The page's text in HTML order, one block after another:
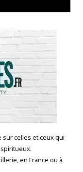
sur celles et ceux qui
en France ou à